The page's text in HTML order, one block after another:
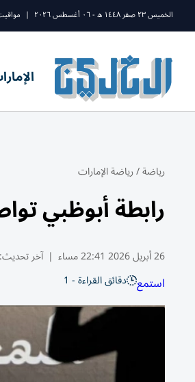
الخميس ٢٣ صفر ١٤٤٨ ه - ٠٦ أغسطس ٢٠٢٦ |
رياضة/رياضة الإمارات
رابطة أبوظبي
26 أبريل 2026 22:41 مساء | آخر تحديث:
استمع دقائق القراءة - 1